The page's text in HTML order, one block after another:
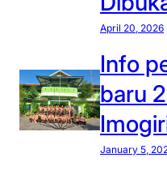
April 20, 2026
Info
baru
January 5,